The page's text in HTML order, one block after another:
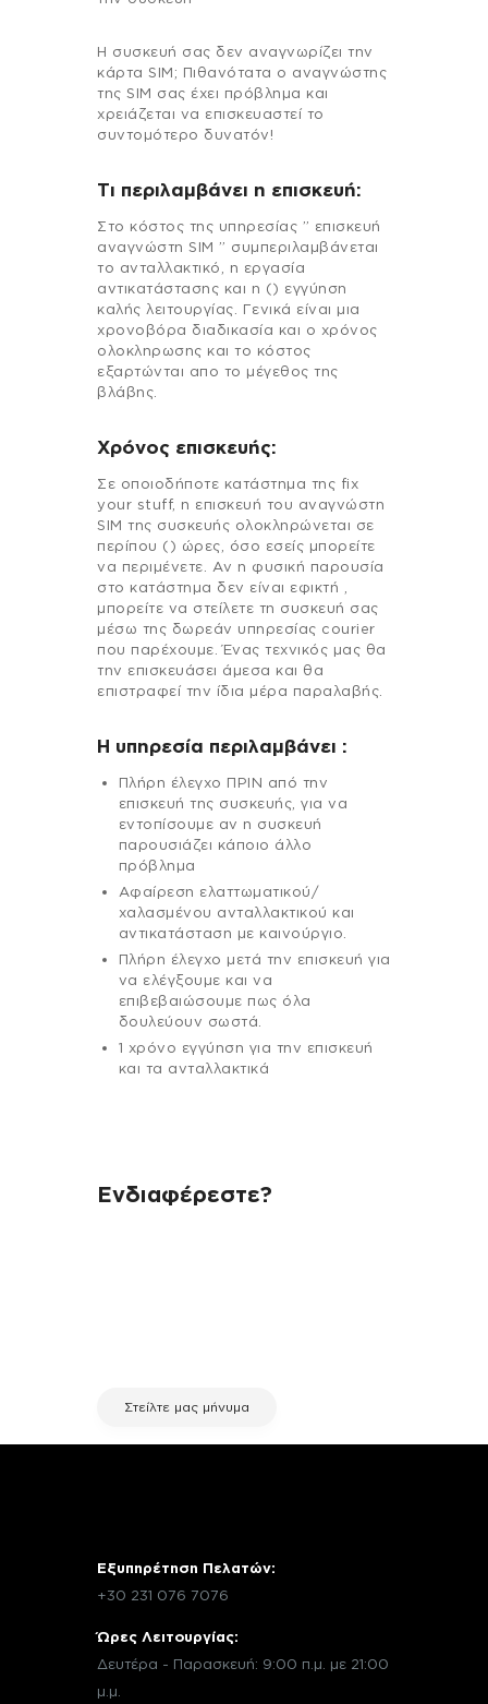
Η συσκευή σας δεν αναγνωρίζει την
κάρτα SIM; Πιθανότατα ο αναγνώστης
της SIM σας έχει πρόβλημα και
χρειάζεται να επισκευαστεί το
συντομότερο δυνατόν!
Τι περιλαμβάνει η επισκευή:
Στo κόστος της υπηρεσίας ” επισκευή
αναγνώστη SIM ” συμπεριλαμβάνεται
το ανταλλακτικό, η εργασία
αντικατάστασης και η () εγγύηση
καλής λειτουργίας. Γενικά είναι μια
χρονοβόρα διαδικασία και ο χρόνος
ολοκληρωσης και το κόστος
εξαρτώνται απο το μέγεθος της
βλάβης.
Χρόνος επισκευής:
Σε οποιοδήποτε κατάστημα της fix
your stuff, η επισκευή του αναγνώστη
SIM της συσκευής ολοκληρώνεται σε
περίπου () ώρες, όσο εσείς μπορείτε
να περιμένετε. Αν η φυσική παρουσία
στο κατάστημα δεν είναι εφικτή ,
μπορείτε να στείλετε τη συσκευή σας
μέσω της δωρεάν υπηρεσίας courier
που παρέχουμε. Ένας τεχνικός μας θα
την επισκευάσει άμεσα και θα
επιστραφεί την ίδια μέρα παραλαβής.
H υπηρεσία περιλαμβάνει :
Πλήρη έλεγχο ΠΡΙΝ από την
επισκευή της συσκευής, για να
εντοπίσουμε αν η συσκευή
παρουσιάζει κάποιο άλλο
πρόβλημα
Αφαίρεση ελαττωματικού/
χαλασμένου ανταλλακτικού και
αντικατάσταση με καινούργιο.
Πλήρη έλεγχο μετά την επισκευή για
να ελέγξουμε και να
επιβεβαιώσουμε πως όλα
δουλεύουν σωστά.
1 χρόνο εγγύηση για την επισκευή
και τα ανταλλακτικά
Ενδιαφέρεστε?
Στείλτε μας μήνυμα
Εξυπηρέτηση Πελατών:
+30 231 076 7076
Ώρες Λειτουργίας:
Δευτέρα - Παρασκευή: 9:00 π.μ. με 21:00
μ.μ.